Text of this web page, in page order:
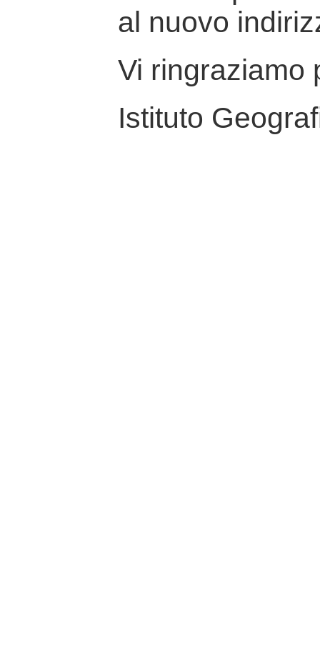
al nuovo
Vi ringraziamo
Istituto